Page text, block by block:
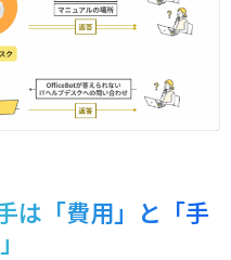
は「費用」と「手